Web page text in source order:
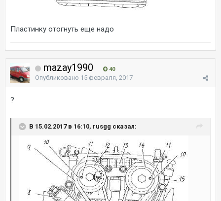
Пластинку отогнуть еще надо
mazay1990 40
Опубликовано 15 февраля, 2017
?
В 15.02.2017 в 16:10, rusgg сказал: